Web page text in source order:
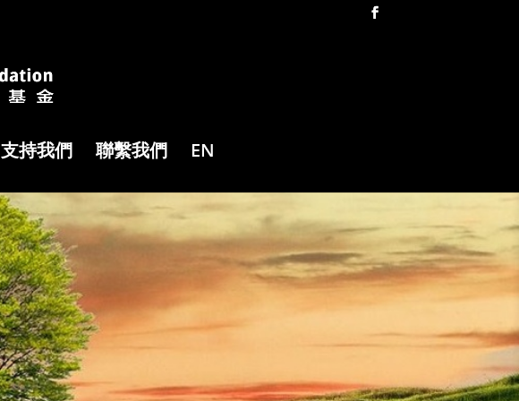
支持我們 聯繫我們 EN